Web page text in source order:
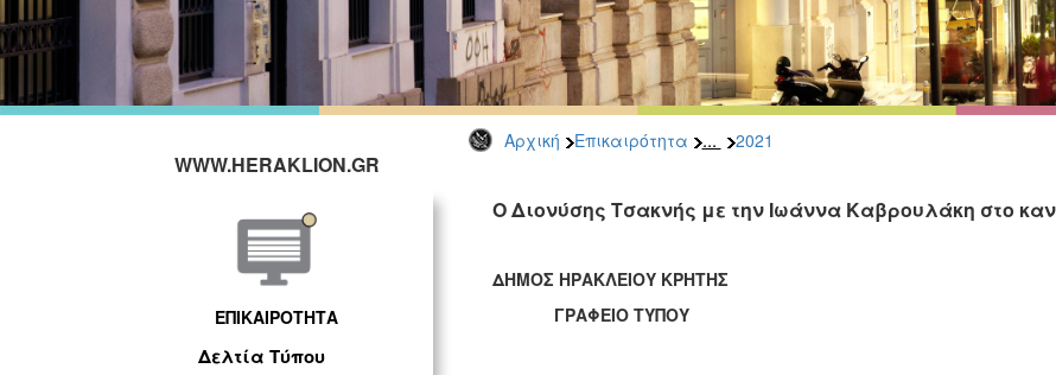
Αρχική Επικαιρότητα ... 2021
WWW.HERAKLION.GR
ΕΠΙΚΑΙΡΟΤΗΤΑ
Δελτία Τύπου
Ο Διονύσης Τσακνής με την Ιωάννα Καβρουλάκη στο
ΔΗΜΟΣ ΗΡΑΚΛΕΙΟΥ ΚΡΗΤΗΣ
ΓΡΑΦΕΙΟ ΤΥΠΟΥ